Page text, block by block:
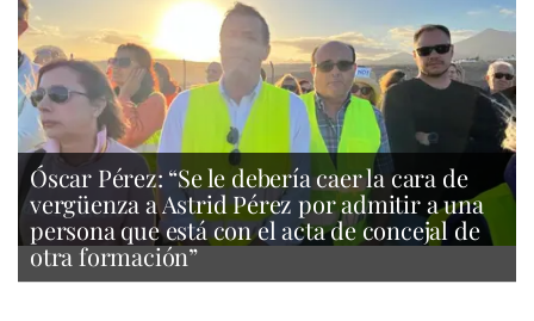
Óscar Pérez: “Se le debería caer la cara de
vergüenza a Astrid Pérez por admitir a una
persona que está con el acta de concejal de
otra formación”